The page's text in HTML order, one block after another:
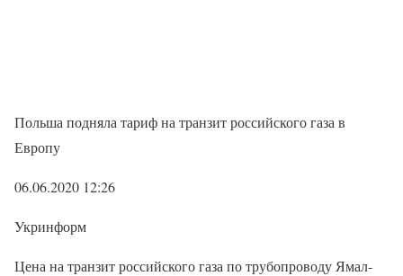
Польша подняла тариф на транзит российского газа в
Европу
06.06.2020 12:26
Укринформ
Цена на транзит российского газа по трубопроводу Ямал-